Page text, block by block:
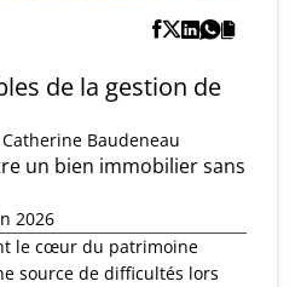
de la gestion de
Baudeneau
un bien immobilier sans
2026
le cœur du patrimoine
source de difficultés lors